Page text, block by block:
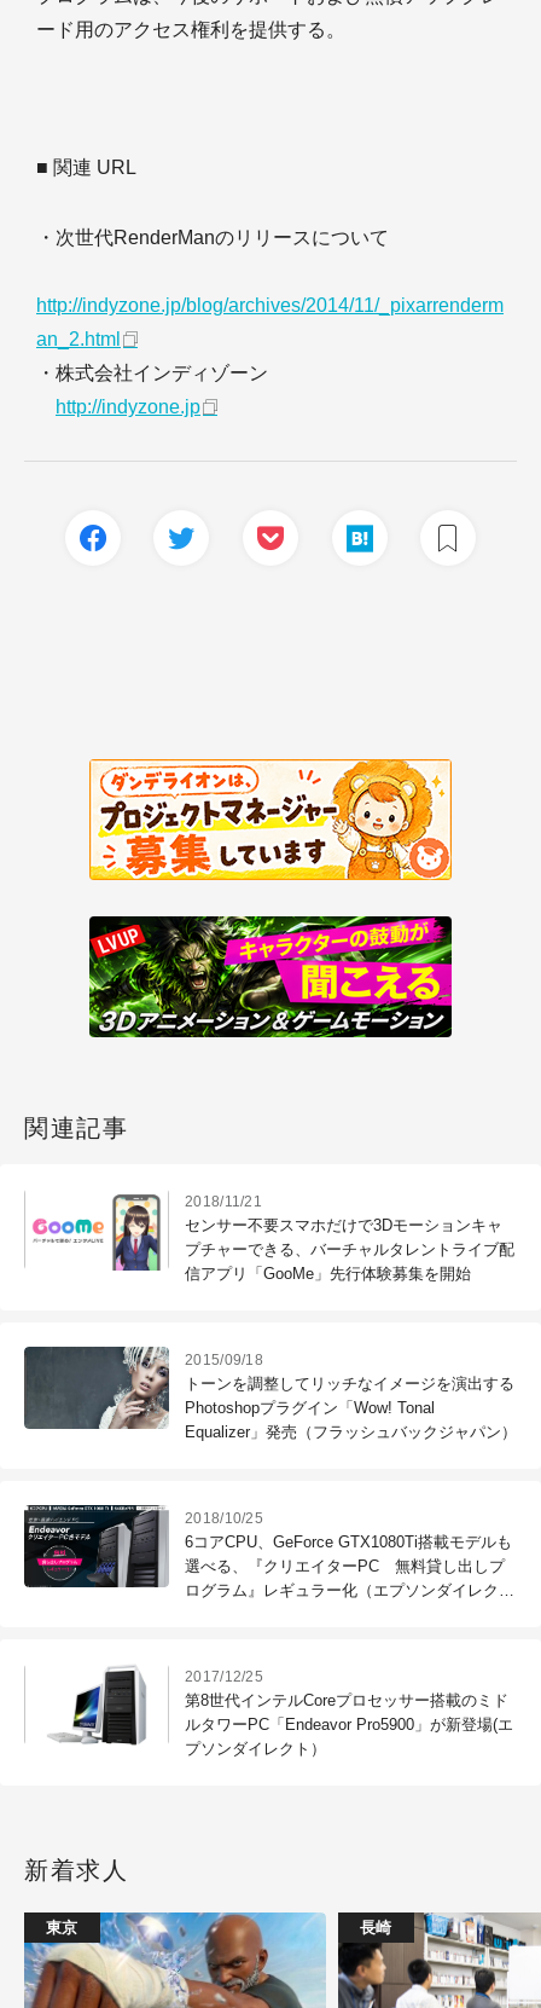
ード用のアクセス権利を提供する。
■ 関連 URL
・次世代RenderManのリリースについて
http://indyzone.jp/blog/archives/2014/11/_pixarrenderm
an_2.html
・株式会社インディゾーン
http://indyzone.jp
関連記事
2018/11/21
センサー不要スマホだけで3Dモーションキャ
プチャーできる、バーチャルタレントライブ配
信アプリ「GooMe」先行体験募集を開始
2015/09/18
トーンを調整してリッチなイメージを演出する
Photoshopプラグイン「Wow! Tonal
Equalizer」発売（フラッシュバックジャパン）
2018/10/25
6コアCPU、GeForce GTX1080Ti搭載モデルも
選べる、『クリエイターPC 無料貸し出しプ
ログラム』レギュラー化（エプソンダイレク
2017/12/25
第8世代インテルCoreプロセッサー搭載のミド
ルタワーPC「Endeavor Pro5900」が新登場(エ
プソンダイレクト）
新着求人
東京 長崎